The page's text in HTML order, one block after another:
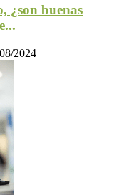
¿son buenas
2024